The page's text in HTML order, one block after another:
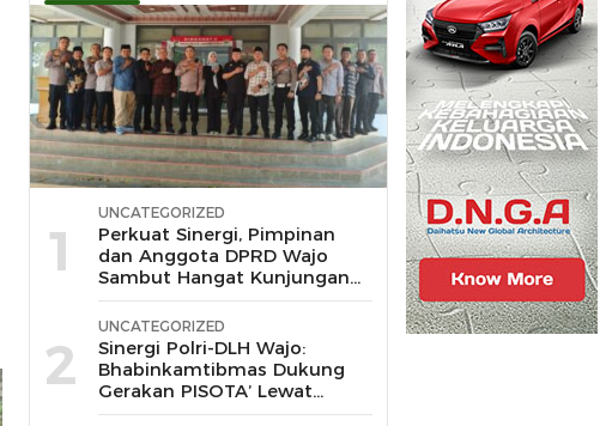
1
UNCATEGORIZED
Perkuat Sinergi, Pimpinan
dan Anggota DPRD Wajo
Sambut Hangat Kunjungan
Silaturahmi Kapolres Wajo
yang Baru,
2
UNCATEGORIZED
Sinergi Polri-DLH Wajo:
Bhabinkamtibmas Dukung
Gerakan PISOTA’ Lewat
Motor Sampah